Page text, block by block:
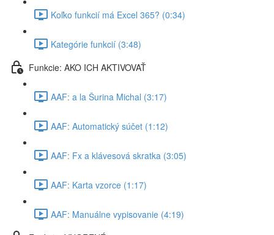
Koľko funkcií má Excel 365? (0:34)
Kategórie funkcií (3:48)
Funkcie: AKO ICH AKTIVOVAŤ
AAF: a la Šurina Michal (3:17)
AAF: Automatický súčet (1:12)
AAF: Fx a klávesová skratka (3:05)
AAF: Karta vzorce (1:17)
AAF: Manuálne vypisovanie (4:19)